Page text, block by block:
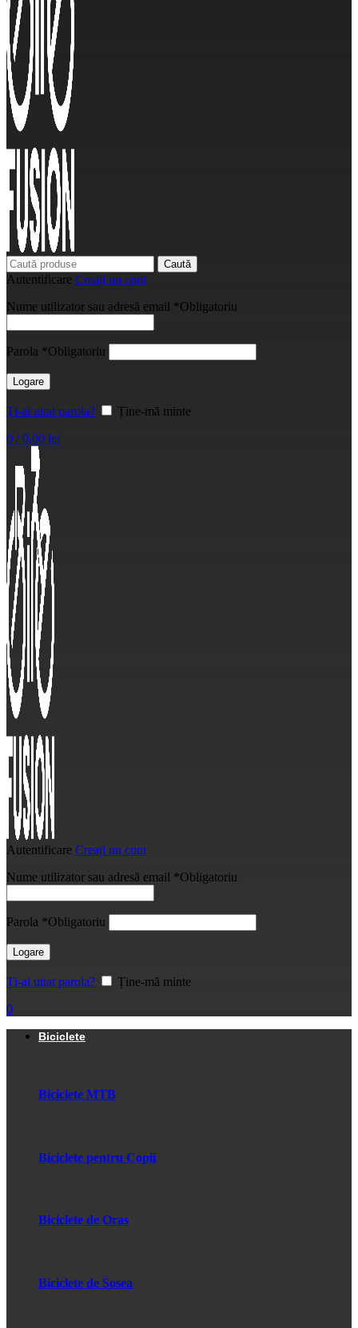
Caută
Autentificare Creați un cont
Nume utilizator sau adresă email *Obligatoriu
Parola *Obligatoriu
Logare
Ți-ai uitat parola?
Ține-mă minte
0 / 0,00 lei
Autentificare Creați un cont
Nume utilizator sau adresă email *Obligatoriu
Parola *Obligatoriu
Logare
Ți-ai uitat parola?
Ține-mă minte
0
Biciclete
Biciclete MTB
Biciclete pentru Copii
Biciclete de Oras
Biciclete de Sosea